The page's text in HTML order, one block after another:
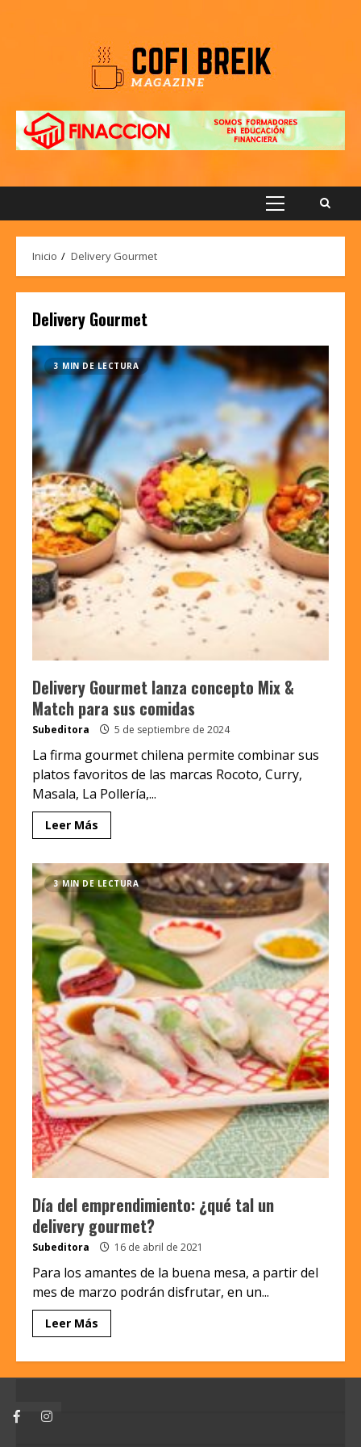
Menú
Inicio Delivery Gourmet
Delivery Gourmet
3 MIN DE LECTURA
Delivery Gourmet lanza concepto Mix &
Match para sus comidas
Subeditora 5 de septiembre de 2024
La firma gourmet chilena permite combinar sus
platos favoritos de las marcas Rocoto, Curry,
Masala, La Pollería,...
Leer Más
3 MIN DE LECTURA
Día del emprendimiento: ¿qué tal un
delivery gourmet?
Subeditora 16 de abril de 2021
Para los amantes de la buena mesa, a partir del
mes de marzo podrán disfrutar, en un...
Leer Más
FacebookInstagram